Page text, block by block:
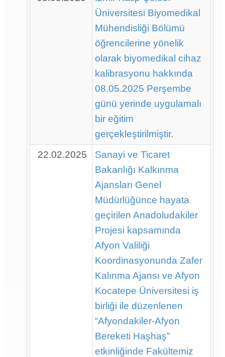
Üniversitesi Biyomedikal
Mühendisliği Bölümü
öğrencilerine yönelik
olarak biyomedikal cihaz
kalibrasyonu hakkında
08.05.2025 Perşembe
günü yerinde uygulamalı
bir eğitim
gerçekleştirilmiştir.
22.02.2025
Sanayi ve Ticaret
Bakanlığı Kalkınma
Ajansları Genel
Müdürlüğünce hayata
geçirilen Anadoludakiler
Projesi kapsamında
Afyon Valiliği
Koordinasyonunda Zafer
Kalınma Ajansı ve Afyon
Kocatepe Üniversitesi iş
birliği ile düzenlenen
“Afyondakiler-Afyon
Bereketi Haşhaş”
etkinliğinde Fakültemiz